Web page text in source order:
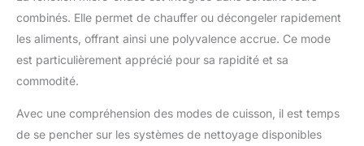
combinés. Elle permet de chauffer ou décongeler rapidement
les aliments, offrant ainsi une polyvalence accrue. Ce mode
est particulièrement apprécié pour sa rapidité et sa
commodité.
Avec une compréhension des modes de cuisson, il est temps
de se pencher sur les systèmes de nettoyage disponibles